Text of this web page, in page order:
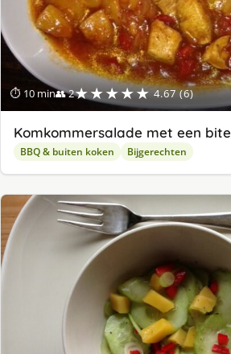
⏱ 10 min👥 2★★★★★ 4.67 (6)
Komkommersalade met een bite
BBQ & buiten koken Bijgerechten